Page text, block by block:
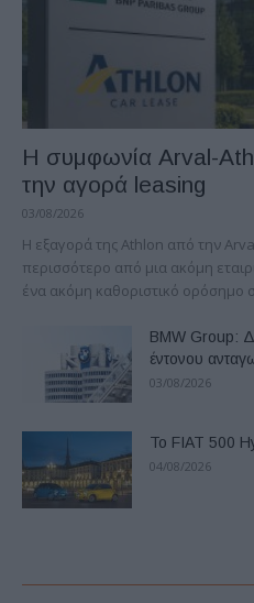
Η συμφωνία Arval-
την αγορά leasing
03/08/2026
Η εξαγορά της Athlon από την
περισσότερο από μια ακόμη
ένα ακόμη καθοριστικό ορόσημο
BMW Group:
έντονου
03/08/2026
Το FIAT 500
04/08/2026